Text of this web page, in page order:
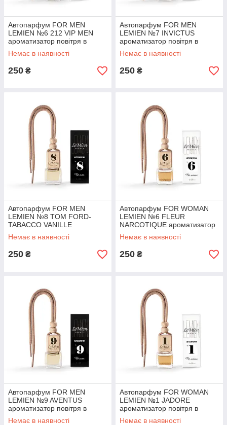
Автопарфум FOR MEN
LEMIEN №6 212 VIP MEN
ароматизатор повітря в
автомобіль
Немає в наявності
250 ₴
Автопарфум FOR MEN
LEMIEN №7 INVICTUS
ароматизатор повітря в
автомобіль
Немає в наявності
250 ₴
Автопарфум FOR MEN
LEMIEN №8 TOM FORD-
TABACCO VANILLE
ароматизатор повітря в
автомобіль
Немає в наявності
250 ₴
Автопарфум FOR WOMAN
LEMIEN №6 FLEUR
NARCOTIQUE ароматизатор
повітря в автомобіль
Немає в наявності
250 ₴
Автопарфум FOR MEN
LEMIEN №9 AVENTUS
ароматизатор повітря в
автомобіль
Немає в наявності
Автопарфум FOR WOMAN
LEMIEN №1 JADORE
ароматизатор повітря в
автомобіль
Немає в наявності